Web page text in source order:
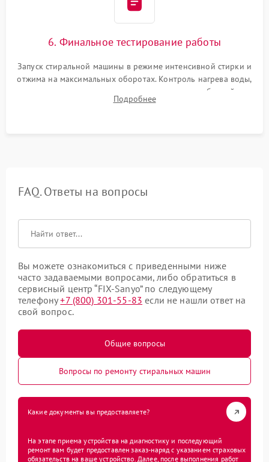
6. Финальное тестирование работы
Запуск стиральной машины в режиме интенсивной стирки и
отжима на максимальных оборотах. Контроль нагрева воды,
корректности слива, отсутствия излишних вибраций,
посторонних стуков и протечек под корпусом.
Подробнее
FAQ. Ответы на вопросы
Вы можете ознакомиться с приведенными ниже
часто задаваемыми вопросами, либо обратиться в
сервисный центр “FIX-Sanyo” по следующему
телефону+7 (800) 301-55-83 если не нашли ответ на
свой вопрос.
Общие вопросы
Вопросы по ремонту стиральных машин
Какие документы вы предоставляете?
На этапе приема устройства на диагностику и последующий
ремонт вам будет предоставлен заказ-наряд с указанием страховых
обязательств на ваше устройство. Далее, после выполнения работ